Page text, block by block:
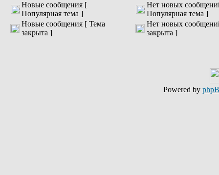
Новые сообщения [
Популярная тема ]
Нет новых
Популярная тема ]
Новые сообщения [ Тема
закрыта ]
Нет новых
закрыта ]
Powered by